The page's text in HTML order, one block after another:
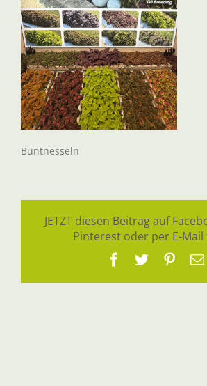
Buntnesseln
JETZT diesen Beitrag auf
Pinterest oder per E-Mail
Facebook
Twitter